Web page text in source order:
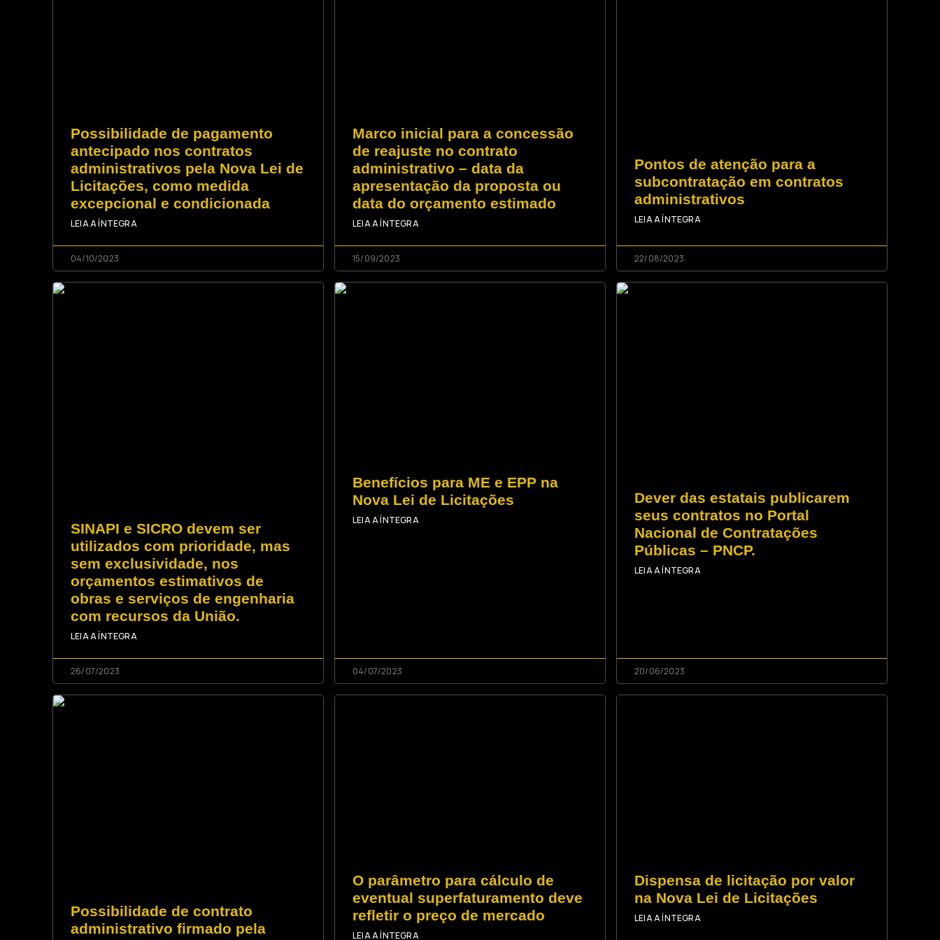
Possibilidade de pagamento
antecipado nos contratos
administrativos pela Nova Lei de
Licitações, como medida
excepcional e condicionada
LEIA A ÍNTEGRA
04/10/2023
Marco inicial para a concessão
de reajuste no contrato
administrativo – data da
apresentação da proposta ou
data do orçamento estimado
LEIA A ÍNTEGRA
15/09/2023
Pontos de atenção para a
subcontratação em contratos
administrativos
LEIA A ÍNTEGRA
22/08/2023
SINAPI e SICRO devem ser
utilizados com prioridade, mas
sem exclusividade, nos
orçamentos estimativos de
obras e serviços de engenharia
com recursos da União.
LEIA A ÍNTEGRA
26/07/2023
Benefícios para ME e EPP na
Nova Lei de Licitações
LEIA A ÍNTEGRA
04/07/2023
Dever das estatais publicarem
seus contratos no Portal
Nacional de Contratações
Públicas – PNCP.
LEIA A ÍNTEGRA
20/06/2023
Possibilidade de contrato
administrativo firmado pela
O parâmetro para cálculo de
eventual superfaturamento deve
refletir o preço de mercado
LEIA A ÍNTEGRA
Dispensa de licitação por valor
na Nova Lei de Licitações
LEIA A ÍNTEGRA